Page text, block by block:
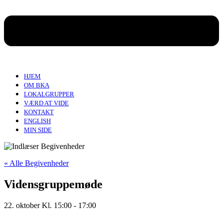
HJEM
OM BKA
LOKALGRUPPER
VÆRD AT VIDE
KONTAKT
ENGLISH
MIN SIDE
« Alle Begivenheder
Vidensgruppemøde
22. oktober Kl. 15:00 - 17:00